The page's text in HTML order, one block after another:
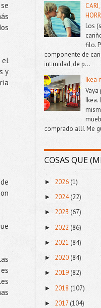
el
y
Los
filo.
componente de
intimidad, de p...
Ikea
Ikea.
comprado allí. Me
COSAS QUE
► 2026 (1)
► 2024(22)
► 2023 (67)
► 2022 (86)
► 2021 (84)
► 2020(84)
► 2019(82)
► 2018 (107)
► 2017 (104)